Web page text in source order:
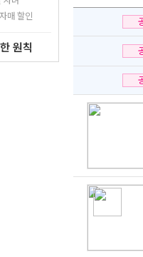
매 할인
원칙